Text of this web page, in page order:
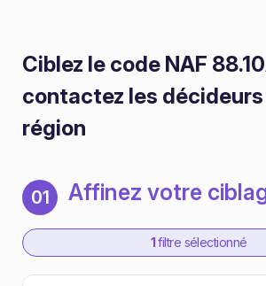
Ciblez le code NAF
contactez les
région
01 Affinez votre
1 filtre sélectionné